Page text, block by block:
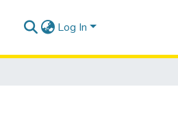
Log In